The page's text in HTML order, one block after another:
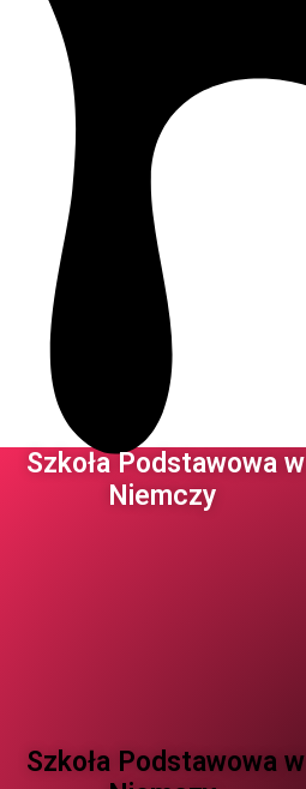
Szkoła Podstawowa w
Niemczy ​
Szkoła Podstawowa w